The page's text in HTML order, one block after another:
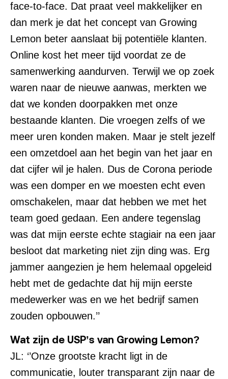
face-to-face. Dat praat veel makkelijker en
dan merk je dat het concept van Growing
Lemon beter aanslaat bij potentiële klanten.
Online kost het meer tijd voordat ze de
samenwerking aandurven. Terwijl we op zoek
waren naar de nieuwe aanwas, merkten we
dat we konden doorpakken met onze
bestaande klanten. Die vroegen zelfs of we
meer uren konden maken. Maar je stelt jezelf
een omzetdoel aan het begin van het jaar en
dat cijfer wil je halen. Dus de Corona periode
was een domper en we moesten echt even
omschakelen, maar dat hebben we met het
team goed gedaan. Een andere tegenslag
was dat mijn eerste echte stagiair na een jaar
besloot dat marketing niet zijn ding was. Erg
jammer aangezien je hem helemaal opgeleid
hebt met de gedachte dat hij mijn eerste
medewerker was en we het bedrijf samen
zouden opbouwen.’’
Wat zijn de USP’s van Growing Lemon?
JL: ‘’Onze grootste kracht ligt in de
communicatie, louter transparant zijn naar de